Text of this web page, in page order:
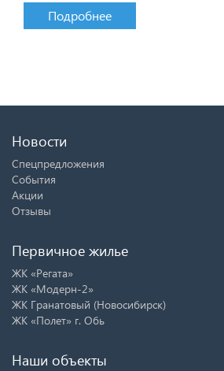
Подробнее
Новости
Спецпредложения
События
Акции
Отзывы
Первичное жилье
ЖК «Регата»
ЖК «Модерн-2»
ЖК Гранатовый (Новосибирск)
ЖК «Полет» г. Обь
Наши объекты